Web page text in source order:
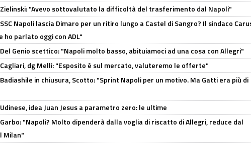
Zielinski: "Avevo sottovalutato la difficoltà del trasferimento dal Napoli"
SSC Napoli lascia Dimaro per un ritiro lungo a Castel di Sangro? Il sindaco
ho parlato oggi con ADL"
Del Genio scettico: "Napoli molto basso, abituiamoci ad una cosa con Allegri"
Cagliari, dg Melli: "Esposito è sul mercato, valuteremo le offerte"
Badiashile in chiusura, Scotto: "Sprint Napoli per un motivo. Ma Gatti era più di
Udinese, idea Juan Jesus a parametro zero: le ultime
Garbo: "Napoli? Molto dipenderà dalla voglia di riscatto di Allegri, reduce dal
Milan"